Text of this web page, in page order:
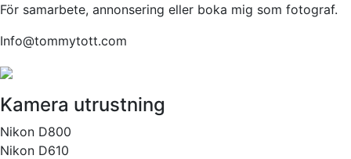
För samarbete, annonsering eller boka mig som fotograf.
Info@tommytott.com
Kamera utrustning
Nikon D800
Nikon D610